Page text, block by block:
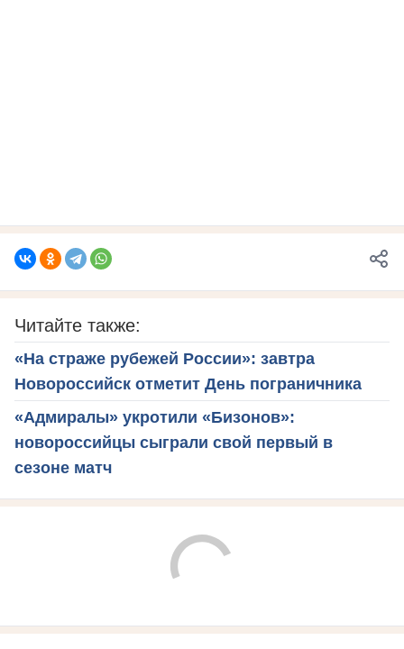
Читайте также:
«На страже рубежей России»: завтра
Новороссийск отметит День пограничника
«Адмиралы» укротили «Бизонов»:
новороссийцы сыграли свой первый в
сезоне матч